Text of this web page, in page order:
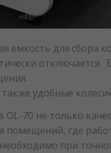
емкость для сбора
удобные
70 не только
помещений, где
при